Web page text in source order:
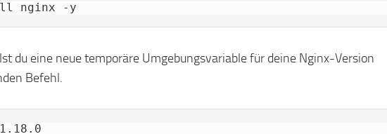
nginx -y
du eine neue temporäre Umgebungsvariable für deine Nginx-Version
Befehl.